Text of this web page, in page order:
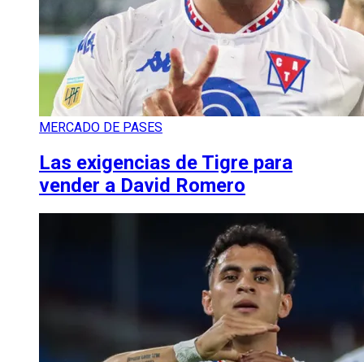
MERCADO DE PASES
Las exigencias de Tigre para
vender a David Romero